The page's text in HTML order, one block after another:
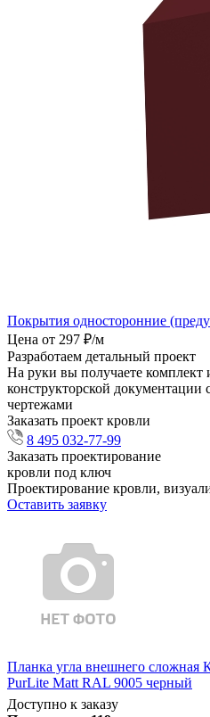
Покрытия односторонние
Цена от 297 ₽/м
Разработаем детальный проект
На руки вы получаете комплект
конструкторской документации
чертежами
Заказать проект кровли
8 495 032-77-99
Заказать проектирование
кровли под ключ
Проектирование кровли,
Оставить заявку
Планка угла внешнего сложная
PurLite Matt RAL 9005 черный
Доступно к заказу